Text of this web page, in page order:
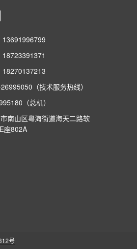
13691996799
18270137213
（技术服务热线）
（总机）
南山区粤海街道海天二路软
座802A
号